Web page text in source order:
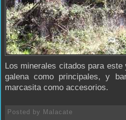
Los minerales citados para
galena como principales, y
marcasita como accesorios.
Posted by Malacate